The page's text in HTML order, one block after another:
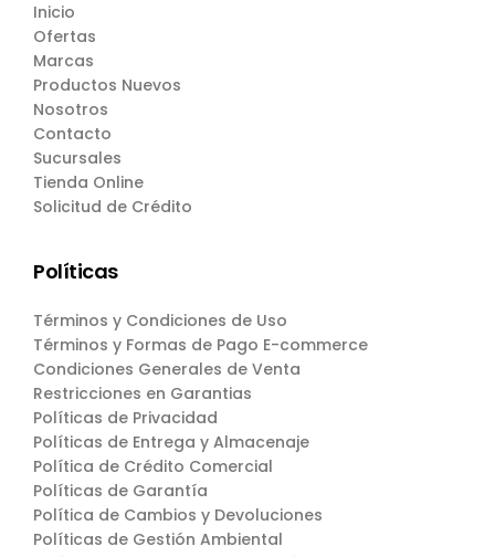
Inicio
Ofertas
Marcas
Productos Nuevos
Nosotros
Contacto
Sucursales
Tienda Online
Solicitud de Crédito
Políticas
Términos y Condiciones de Uso
Términos y Formas de Pago E-commerce
Condiciones Generales de Venta
Restricciones en Garantias
Políticas de Privacidad
Políticas de Entrega y Almacenaje
Política de Crédito Comercial
Políticas de Garantía
Política de Cambios y Devoluciones
Políticas de Gestión Ambiental